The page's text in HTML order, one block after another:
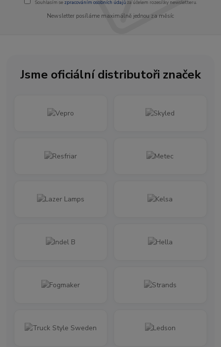
Souhlasím se zpracováním osobních údajůza účelem rozesílky newsletteru.
Newsletter posíláme maximálně jednou za měsíc
Jsme oficiální distributoři značek